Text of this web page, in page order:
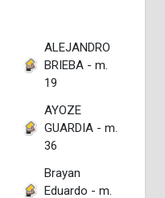
ALEJANDRO
BRIEBA - m.
19
AYOZE
GUARDIA - m.
36
Brayan
Eduardo - m.